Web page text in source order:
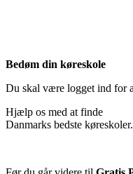
Bedøm din køreskole
Du skal være logget ind for
Hjælp os med at finde
Danmarks bedste køreskoler.